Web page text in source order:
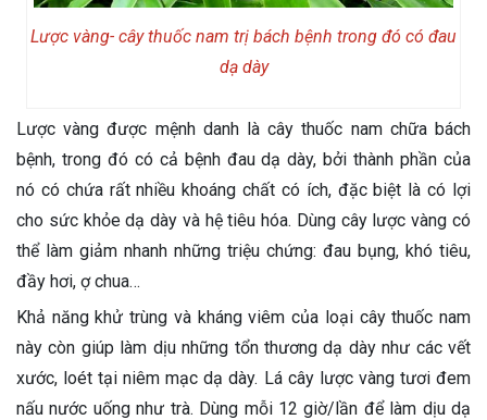
Lược vàng- cây thuốc nam trị bách bệnh trong đó có đau
dạ dày
Lược vàng được mệnh danh là cây thuốc nam chữa bách
bệnh, trong đó có cả bệnh đau dạ dày, bởi thành phần của
nó có chứa rất nhiều khoáng chất có ích, đặc biệt là có lợi
cho sức khỏe dạ dày và hệ tiêu hóa. Dùng cây lược vàng có
thể làm giảm nhanh những triệu chứng: đau bụng, khó tiêu,
đầy hơi, ợ chua…
Khả năng khử trùng và kháng viêm của loại cây thuốc nam
này còn giúp làm dịu những tổn thương dạ dày như các vết
xước, loét tại niêm mạc dạ dày. Lá cây lược vàng tươi đem
nấu nước uống như trà. Dùng mỗi 12 giờ/lần để làm dịu dạ